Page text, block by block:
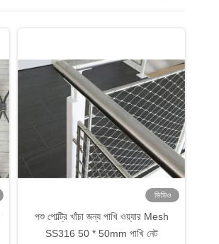
ভিডিও
পশু পোল্ট্রি খাঁচা জন্য পাখি ওয়্যার Mesh
SS316 50 * 50mm পাখি নেট